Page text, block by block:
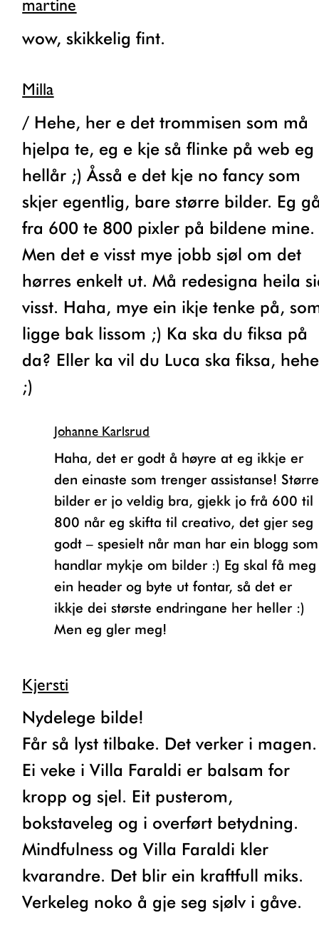
martine
wow, skikkelig fint.
Milla
/ Hehe, her e det trommisen som må
hjelpa te, eg e kje så flinke på web eg
hellår ;) Åsså e det kje no fancy som
skjer egentlig, bare større bilder. Eg
fra 600 te 800 pixler på bildene mine.
Men det e visst mye jobb sjøl om det
hørres enkelt ut. Må redesigna heila
visst. Haha, mye ein ikje tenke på,
ligge bak lissom ;) Ka ska du fiksa på
da? Eller ka vil du Luca ska fiksa, hehe
;)
Johanne Karlsrud
Haha, det er godt å høyre at eg ikkje er
den einaste som trenger assistanse! Større
bilder er jo veldig bra, gjekk jo frå 600 til
800 når eg skifta til creativo, det gjer seg
godt – spesielt når man har ein blogg som
handlar mykje om bilder :) Eg skal få meg
ein header og byte ut fontar, så det er
ikkje dei største endringane her heller :)
Men eg gler meg!
Kjersti
Nydelege bilde!
Får så lyst tilbake. Det verker i magen.
Ei veke i Villa Faraldi er balsam for
kropp og sjel. Eit pusterom,
bokstaveleg og i overført betydning.
Mindfulness og Villa Faraldi kler
kvarandre. Det blir ein kraftfull miks.
Verkeleg noko å gje seg sjølv i gåve.